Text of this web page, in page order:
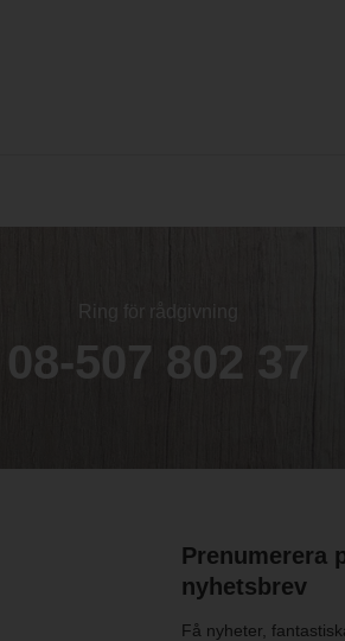
Ring för rådgivning
08-507 802 37
Prenumerera
nyhetsbrev
Få nyheter,